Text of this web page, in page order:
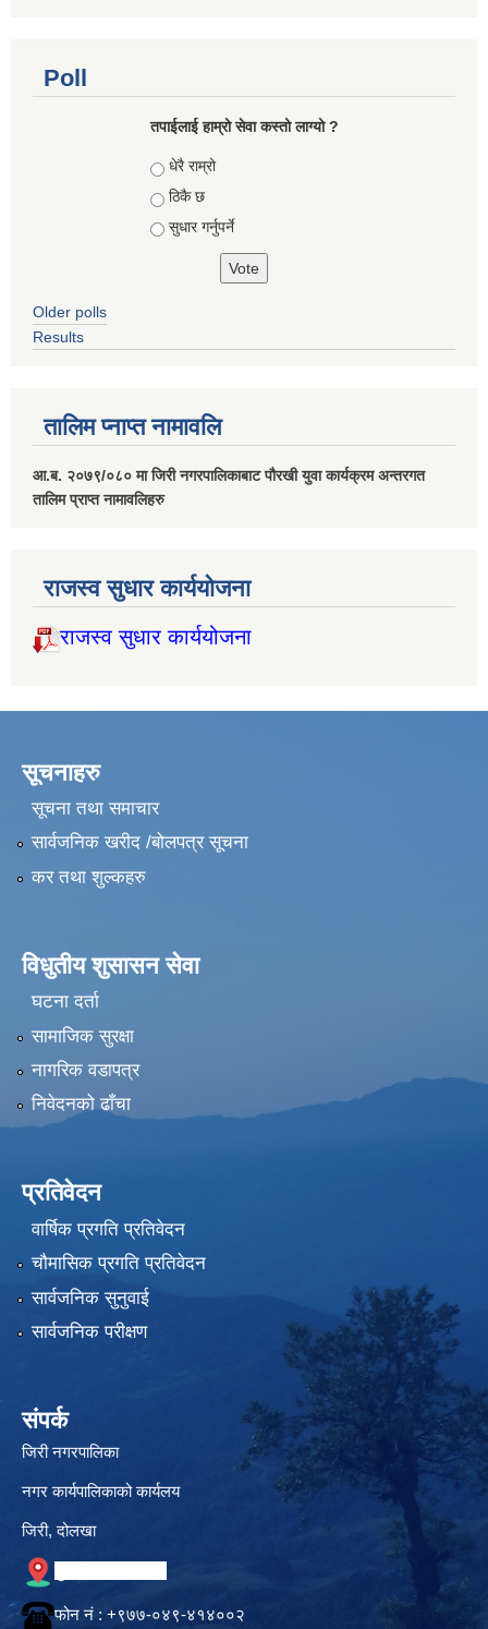
Poll
तपाईलाई हाम्रो सेवा कस्तो लाग्यो ?
Choices
धेरै राम्रो
ठिकै छ
सुधार गर्नुपर्ने
Older polls
Results
तालिम प्नाप्त नामावलि
आ.ब. २०७९/०८० मा जिरी नगरपालिकाबाट पौरखी युवा कार्यक्रम अन्तरगत
तालिम प्राप्त नामावलिहरु
राजस्व सुधार कार्ययोजना
राजस्व सुधार कार्ययोजना
सूचनाहरु
सूचना तथा समाचार
सार्वजनिक खरीद /बोलपत्र सूचना
कर तथा शुल्कहरु
विधुतीय शुसासन सेवा
घटना दर्ता
सामाजिक सुरक्षा
नागरिक वडापत्र
निवेदनको ढाँचा
प्रतिवेदन
वार्षिक प्रगति प्रतिवेदन
चौमासिक प्रगति प्रतिवेदन
सार्वजनिक सुनुवाई
सार्वजनिक परीक्षण
संपर्क
जिरी नगरपालिका
नगर कार्यपालिकाको कार्यलय
जिरी, दोलखा
फोन नं‍ : +९७७-०४९-४१४००२